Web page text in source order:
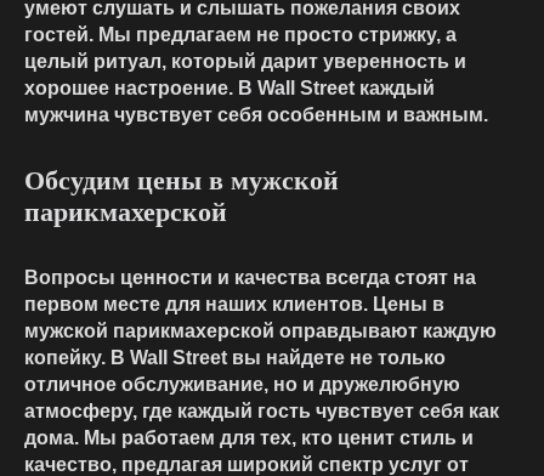
умеют слушать и слышать пожелания своих
гостей. Мы предлагаем не просто стрижку, а
целый ритуал, который дарит уверенность и
хорошее настроение. В Wall Street каждый
мужчина чувствует себя особенным и важным.
Обсудим цены в мужской
парикмахерской
Вопросы ценности и качества всегда стоят на
первом месте для наших клиентов. Цены в
мужской парикмахерской оправдывают каждую
копейку. В Wall Street вы найдете не только
отличное обслуживание, но и дружелюбную
атмосферу, где каждый гость чувствует себя как
дома. Мы работаем для тех, кто ценит стиль и
качество, предлагая широкий спектр услуг от